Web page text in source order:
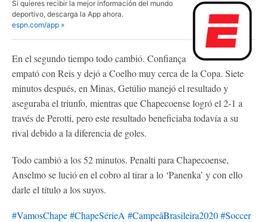
Si quieres recibir la mejor información del mundo
deportivo, descarga la App ahora.
espn.com/app »
En el segundo tiempo todo cambió. Confiança
empató con Reis y dejó a Coelho muy cerca de la Copa. Siete
minutos después, en Minas, Getúlio manejó el resultado y
aseguraba el triunfo, mientras que Chapecoense logró el 2-1 a
través de Perotti, pero este resultado beneficiaba todavía a su
rival debido a la diferencia de goles.
Todo cambió a los 52 minutos. Penalti para Chapecoense,
Anselmo se lució en el cobro al tirar a lo ‘Panenka’ y con ello
darle el título a los suyos.
#VamosChape#ChapeSérieA #CampeãBrasileira2020#Soccer